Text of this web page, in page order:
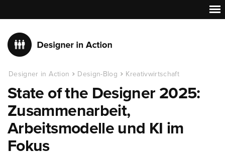
Designer in Action Design-Blog Kreativwirtschaft
State of the Designer 2025:
Zusammenarbeit,
Arbeitsmodelle und KI im
Fokus